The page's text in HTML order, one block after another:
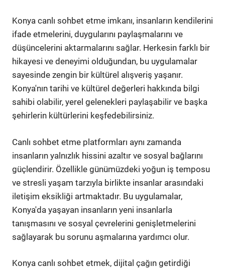
Konya canlı sohbet etme imkanı, insanların kendilerini
ifade etmelerini, duygularını paylaşmalarını ve
düşüncelerini aktarmalarını sağlar. Herkesin farklı bir
hikayesi ve deneyimi olduğundan, bu uygulamalar
sayesinde zengin bir kültürel alışveriş yaşanır.
Konya'nın tarihi ve kültürel değerleri hakkında bilgi
sahibi olabilir, yerel gelenekleri paylaşabilir ve başka
şehirlerin kültürlerini keşfedebilirsiniz.
Canlı sohbet etme platformları aynı zamanda
insanların yalnızlık hissini azaltır ve sosyal bağlarını
güçlendirir. Özellikle günümüzdeki yoğun iş temposu
ve stresli yaşam tarzıyla birlikte insanlar arasındaki
iletişim eksikliği artmaktadır. Bu uygulamalar,
Konya'da yaşayan insanların yeni insanlarla
tanışmasını ve sosyal çevrelerini genişletmelerini
sağlayarak bu sorunu aşmalarına yardımcı olur.
Konya canlı sohbet etmek, dijital çağın getirdiği